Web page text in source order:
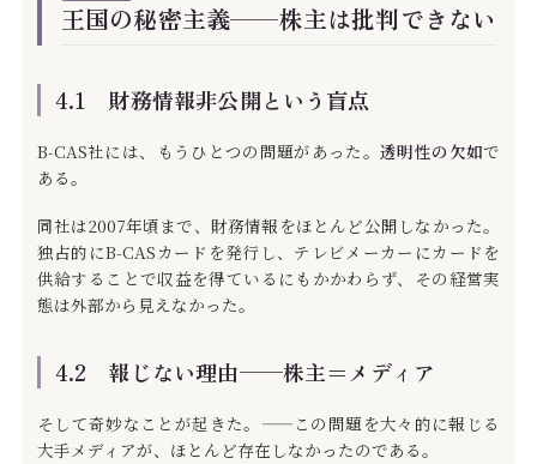
王国の秘密主義——株主は批判できない
4.1 財務情報非公開という盲点
B-CAS社には、もうひとつの問題があった。透明性の欠如で
ある。
同社は2007年頃まで、財務情報をほとんど公開しなかった。
独占的にB-CASカードを発行し、テレビメーカーにカードを
供給することで収益を得ているにもかかわらず、その経営実
態は外部から見えなかった。
4.2 報じない理由——株主＝メディア
そして奇妙なことが起きた。——この問題を大々的に報じる
大手メディアが、ほとんど存在しなかったのである。